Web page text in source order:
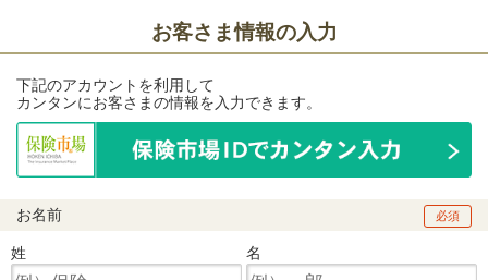
お客さま情報の入力
下記のアカウントを利用して
カンタンにお客さまの情報を入力できます。
お名前 必須
姓 名